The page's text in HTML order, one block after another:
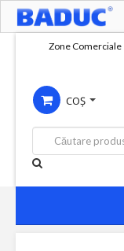
Compania
Servicii
Productie
Contact
Zone Comerciale
COȘ